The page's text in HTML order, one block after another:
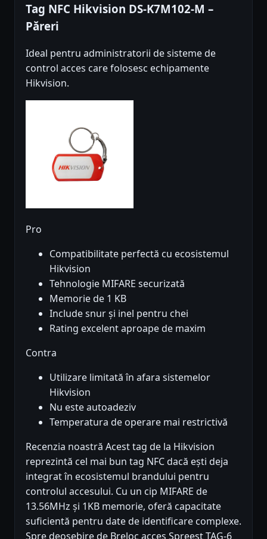
Tag NFC Hikvision DS-K7M102-M –
Păreri
Ideal pentru administratorii de sisteme de
control acces care folosesc echipamente
Hikvision.
Pro
Compatibilitate perfectă cu ecosistemul
Hikvision
Tehnologie MIFARE securizată
Memorie de 1 KB
Include snur și inel pentru chei
Rating excelent aproape de maxim
Contra
Utilizare limitată în afara sistemelor
Hikvision
Nu este autoadeziv
Temperatura de operare mai restrictivă
Recenzia noastră Acest tag de la Hikvision
reprezintă cel mai bun tag NFC dacă ești deja
integrat în ecosistemul brandului pentru
controlul accesului. Cu un cip MIFARE de
13.56MHz și 1KB memorie, oferă capacitate
suficientă pentru date de identificare complexe.
Spre deosebire de Breloc acces Spreest TAG-6